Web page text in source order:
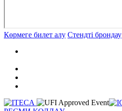
Көрмеге билет алу Стендті брондау